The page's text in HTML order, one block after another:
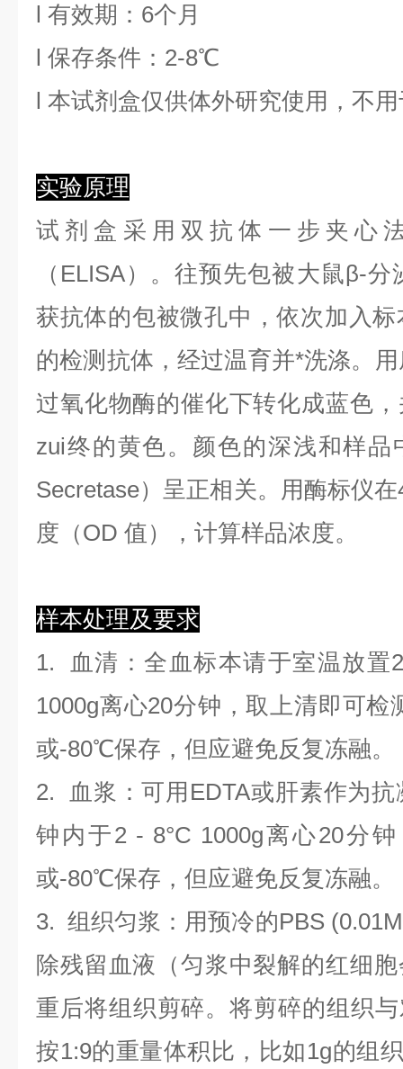
l 有效期：6个月
l 保存条件： 2-8℃
l 本试剂盒仅供体外研究使用，不
实验原理
试剂盒采用双抗体一步夹心
（ELISA）。往预先包被大鼠β-
获抗体的包被微孔中，依次加入
的检测抗体，经过温育并*洗涤。
过氧化物酶的催化下转化成蓝色
zui终的黄色。颜色的深浅和样
Secretase）呈正相关。用酶标仪
度（OD 值），计算样品浓度。
样本处理及要求
1.
血清 ：全血标本请于室温放
1000g离心20分钟，取上清即可
或-80℃保存，但应避免反复冻融。
2.
血浆 ：可用EDTA或肝素作为
钟内于2 - 8°C 1000g离心20分
或-80℃保存，但应避免反复冻融。
3.组织匀浆 ：用预冷的PBS
除残留血液（匀浆中裂解的红细
重后将组织剪碎。将剪碎的组织
按1:9的重量体积比，比如1g的组